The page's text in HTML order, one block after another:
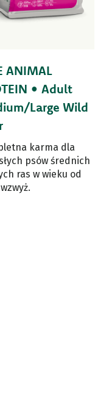
ANIMAL
• Adult
Large Wild
karma dla
psów średnich
ras w wieku od